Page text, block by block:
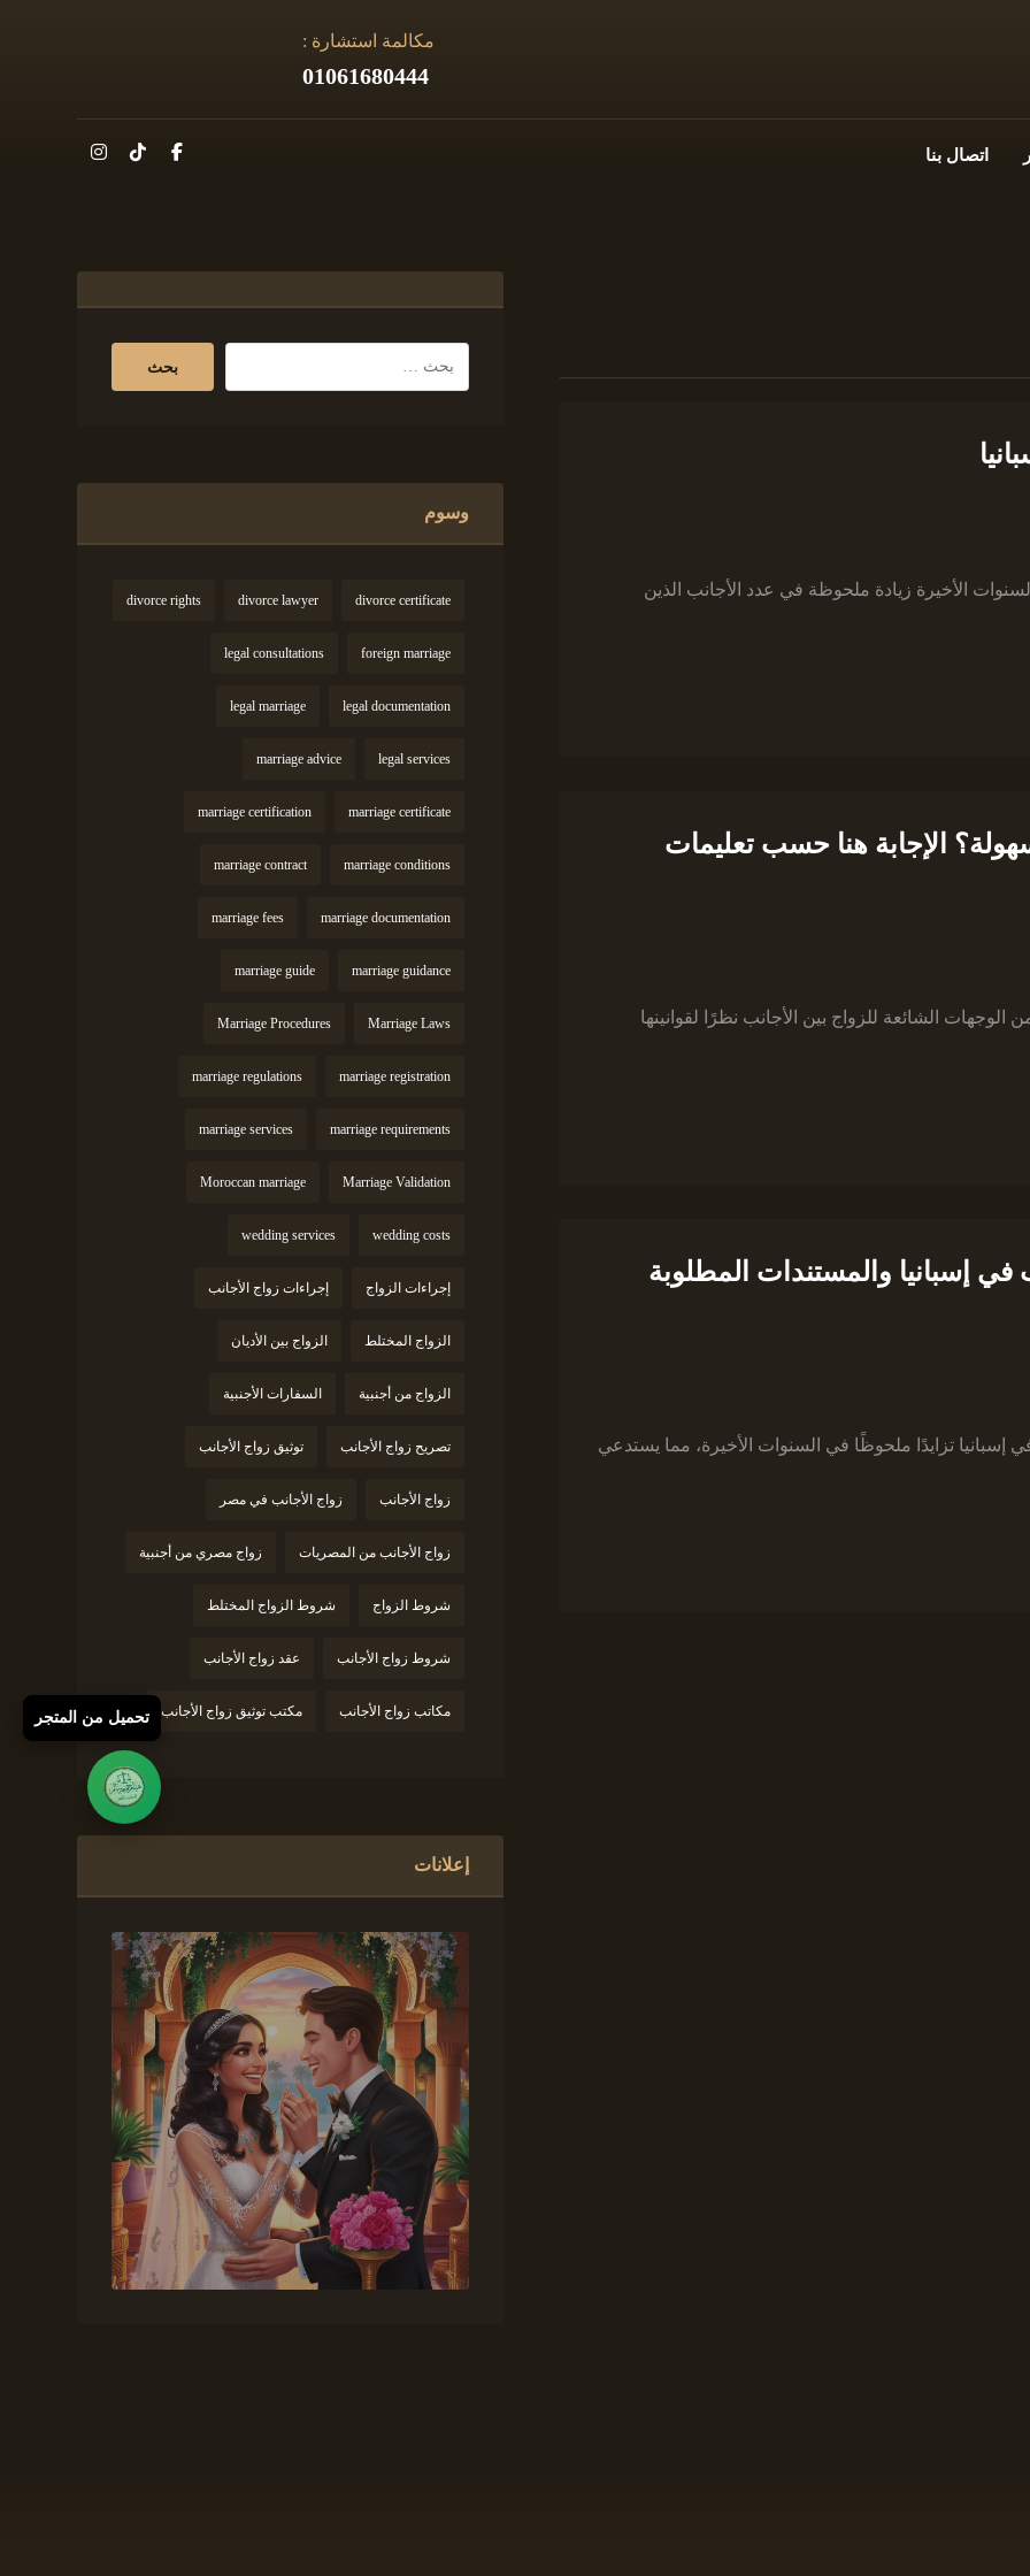
مكالمة استشارة :
01061680444
اتصال بنا
الأخيرة زيادة ملحوظة في عدد الأجانب الذين
الإجابة هنا حسب تعليمات
الوجهات الشائعة للزواج بين الأجانب نظرًا لقوانينها
إسبانيا والمستندات المطلوبة
تزايدًا ملحوظًا في السنوات الأخيرة، مما يستدعي
وسوم
divorce certificate
divorce lawyer
divorce rights
foreign marriage
legal consultations
legal documentation
legal marriage
legal services
marriage advice
marriage certificate
marriage certification
marriage conditions
marriage contract
marriage documentation
marriage fees
marriage guidance
marriage guide
Marriage Laws
Marriage Procedures
marriage registration
marriage regulations
marriage requirements
marriage services
Marriage Validation
Moroccan marriage
wedding costs
wedding services
إجراءات الزواج إجراءات زواج الأجانب
الزواج المختلط الزواج بين الأديان
الزواج من أجنبية السفارات الأجنبية
تصريح زواج الأجانب توثيق زواج الأجانب
زواج الأجانب زواج الأجانب في مصر
زواج الأجانب من المصريات زواج مصري من أجنبية
شروط الزواج شروط الزواج المختلط
شروط زواج الأجانب عقد زواج الأجانب
مكاتب زواج الأجانب مكتب توثيق زواج الأجانب
إعلانات
تحميل من المتجر